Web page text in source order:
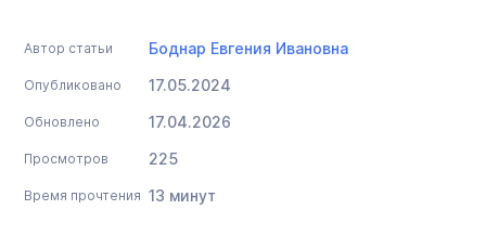
Автор статьи Боднар Евгения Ивановна
Опубликовано 17.05.2024
Обновлено 17.04.2026
Просмотров 225
Время прочтения 13 минут